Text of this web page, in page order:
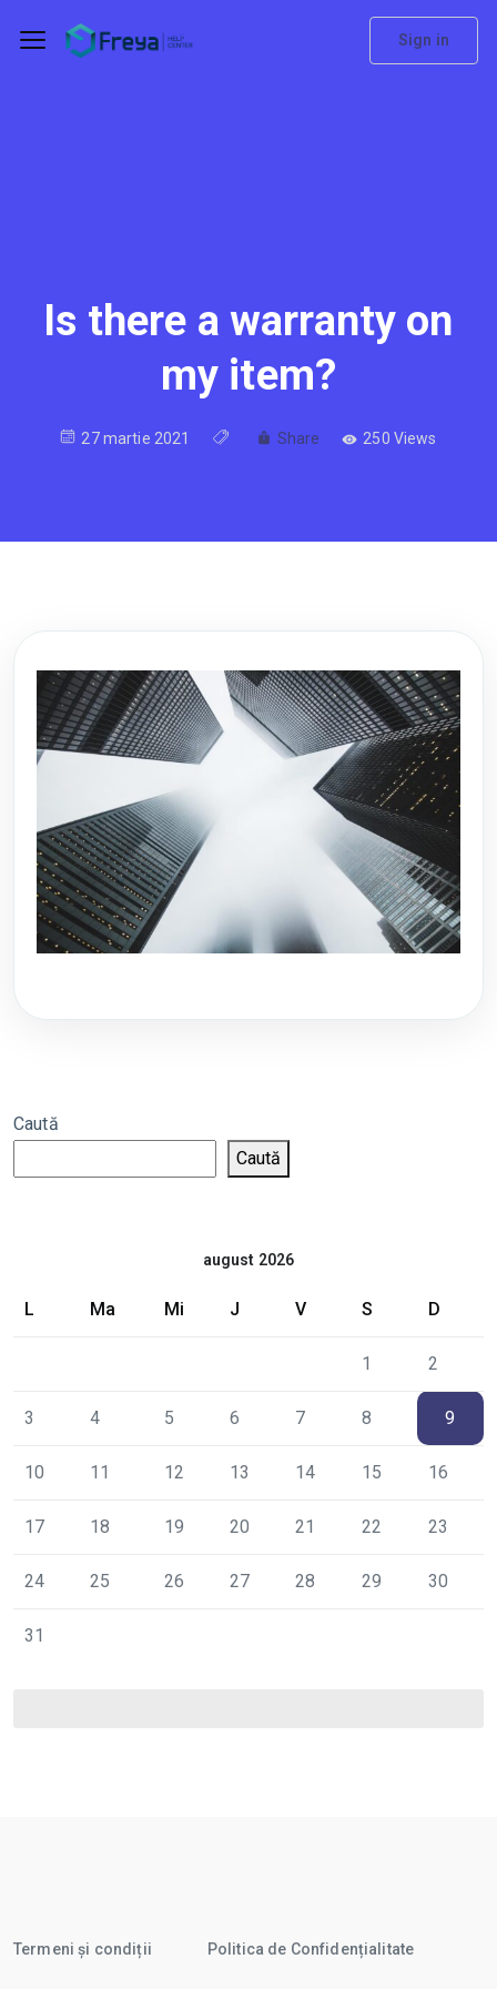
Sign in
Is there a warranty on
my item?
27 martie 2021 Share 250 Views
Caută
Caută
august 2026
L Ma Mi J V S D
1 2
3 4 5 6 7 8 9
10 11 12 13 14 15 16
17 18 19 20 21 22 23
24 25 26 27 28 29 30
31
Termeni și condiții Politica de Confidențialitate